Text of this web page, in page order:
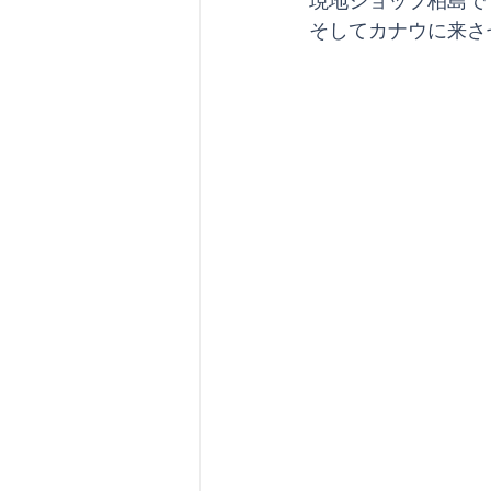
そしてカナウに来さ